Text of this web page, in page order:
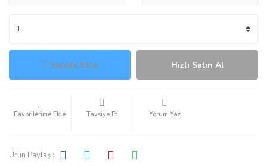
Sepete Ekle Hızlı Satın Al
Tavsiye Et Yorum Yaz
Ürün Paylaş :